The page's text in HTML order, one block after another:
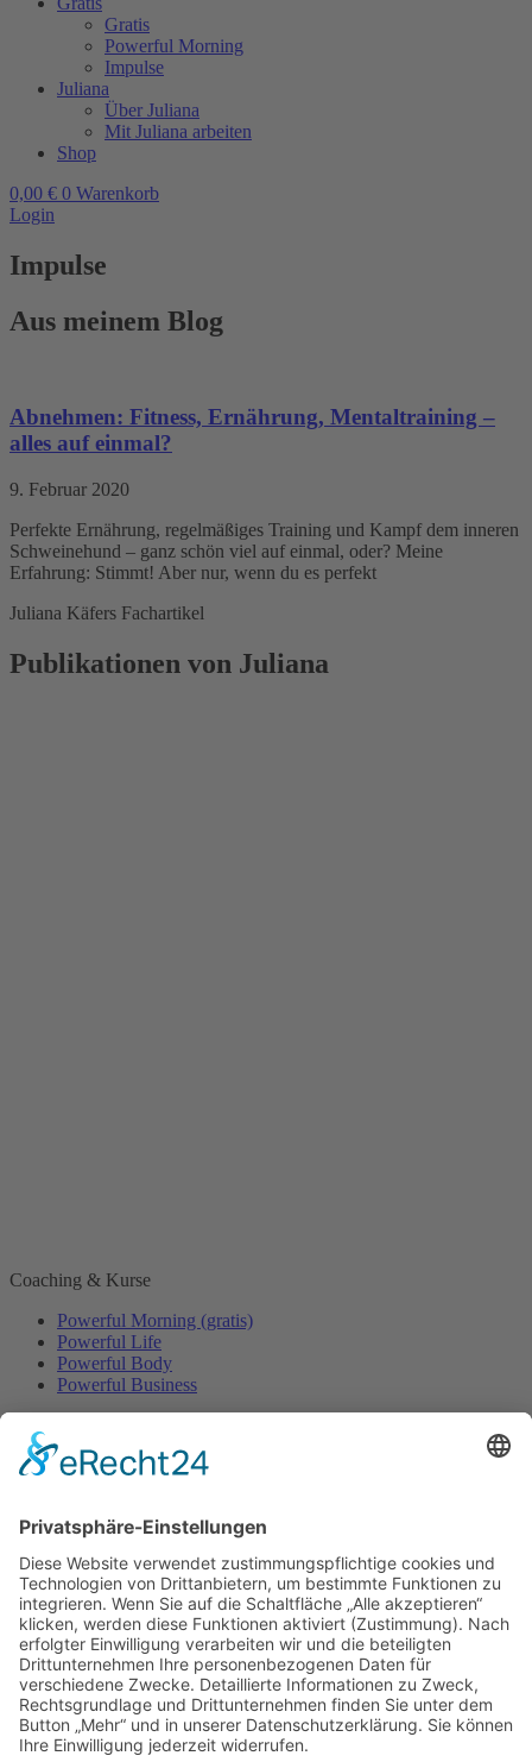
Gratis
Powerful Morning
Impulse
Juliana
Über Juliana
Mit Juliana arbeiten
Shop
0,00 € 0 Warenkorb
Login
Impulse
Aus meinem Blog
Abnehmen: Fitness, Ernährung, Mentaltraining –
alles auf einmal?
9. Februar 2020
Perfekte Ernährung, regelmäßiges Training und Kampf dem inneren
Schweinehund – ganz schön viel auf einmal, oder? Meine
Erfahrung: Stimmt! Aber nur, wenn du es perfekt
Juliana Käfers Fachartikel
Publikationen von Juliana
Coaching & Kurse
Powerful Morning (gratis)
Powerful Life
Powerful Body
Powerful Business
Event-Übersicht
Über mich
Mit mir arbeiten
Gratis
Podcast
Shop